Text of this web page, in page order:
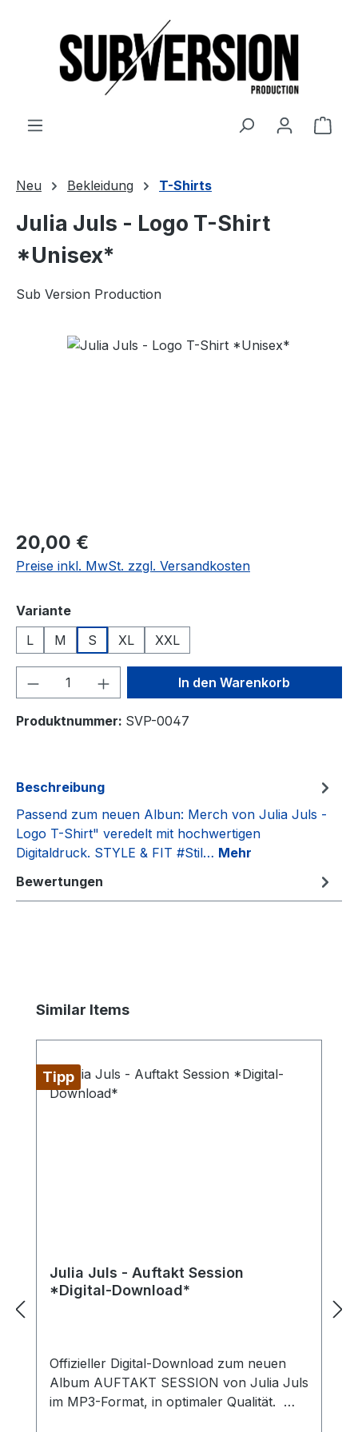
Neu Bekleidung T-Shirts
Julia Juls - Logo T-Shirt
*Unisex*
Sub Version Production
Regulärer Preis:
20,00 €
Preise inkl. MwSt. zzgl. Versandkosten
Varianteauswählen
L
M S XL XXL
Produkt Anzahl: Gib denIn den Warenkorb
Produktnummer: SVP-0047
Beschreibung
Passend zum neuen Albun: Merch von Julia Juls -
Logo T-Shirt" veredelt mit hochwertigen
Digitaldruck. STYLE & FIT #Stil… Mehr
Bewertungen
Produktgalerie überspringen
Similar Items
Tipp
Julia Juls - Auftakt Session
*Digital-Download*
Offizieller Digital-Download zum neuen
Album AUFTAKT SESSION von Julia Juls
im MP3-Format, in optimaler Qualität.